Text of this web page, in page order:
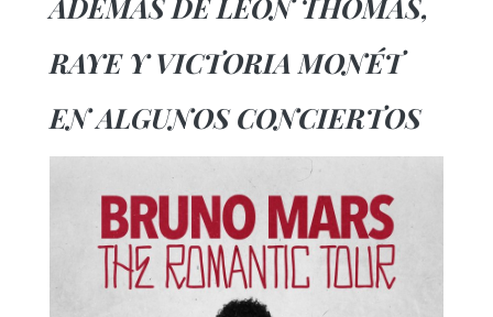
ADEMÁS DE LEON THOMAS,
RAYE Y VICTORIA MONÉT
EN ALGUNOS CONCIERTOS